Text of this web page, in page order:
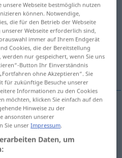
anklicken/antippen)
Webseite bestmöglich nutzen
können. Notwendige,
die für den Betrieb der Webseite
Webseite erforderlich sind,
immer auf Ihrem Endgerät
Cookies, die der Bereitstellung
nur gespeichert, wenn Sie uns
Button Ihr Einverständnis
ohne Akzeptieren“. Sie
für zukünftige Besuche unserer
Informationen zu den Cookies
möchten, klicken Sie einfach auf den
Hinweise zu der
ansonsten unserer
Sie unserImpressum.
Daten, um